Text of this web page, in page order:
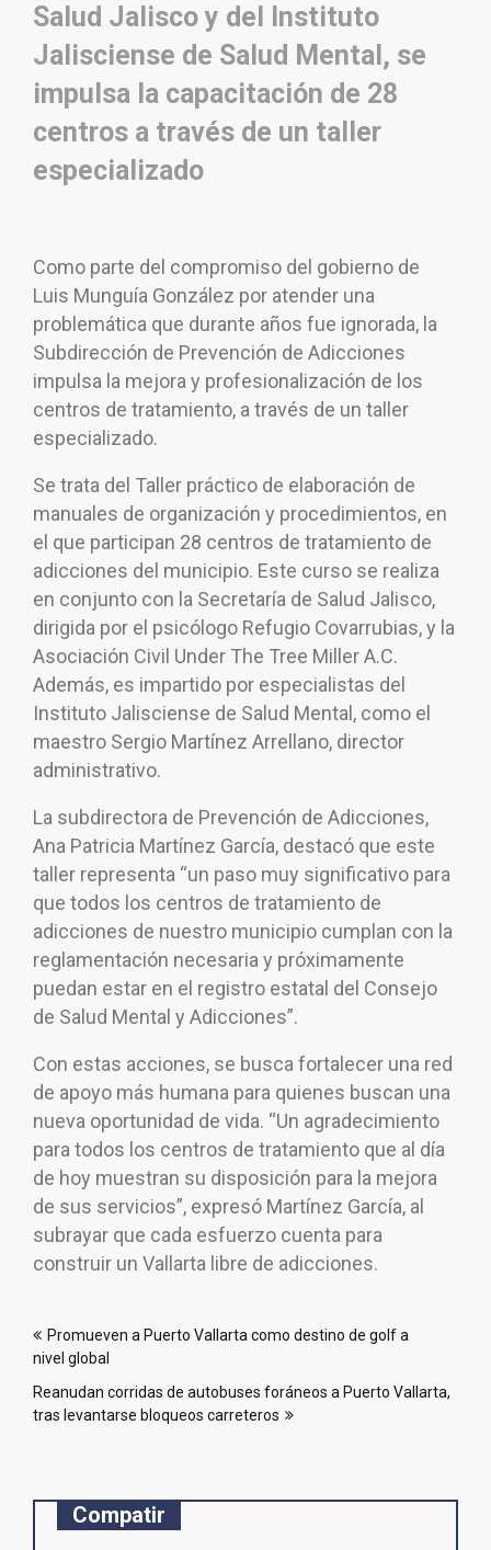
Salud Jalisco y del Instituto
Jalisciense de Salud Mental, se
impulsa la capacitación de 28
centros a través de un taller
especializado
Como parte del compromiso del gobierno de
Luis Munguía González por atender una
problemática que durante años fue ignorada, la
Subdirección de Prevención de Adicciones
impulsa la mejora y profesionalización de los
centros de tratamiento, a través de un taller
especializado.
Se trata del Taller práctico de elaboración de
manuales de organización y procedimientos, en
el que participan 28 centros de tratamiento de
adicciones del municipio. Este curso se realiza
en conjunto con la Secretaría de Salud Jalisco,
dirigida por el psicólogo Refugio Covarrubias, y la
Asociación Civil Under The Tree Miller A.C.
Además, es impartido por especialistas del
Instituto Jalisciense de Salud Mental, como el
maestro Sergio Martínez Arrellano, director
administrativo.
La subdirectora de Prevención de Adicciones,
Ana Patricia Martínez García, destacó que este
taller representa “un paso muy significativo para
que todos los centros de tratamiento de
adicciones de nuestro municipio cumplan con la
reglamentación necesaria y próximamente
puedan estar en el registro estatal del Consejo
de Salud Mental y Adicciones”.
Con estas acciones, se busca fortalecer una red
de apoyo más humana para quienes buscan una
nueva oportunidad de vida. “Un agradecimiento
para todos los centros de tratamiento que al día
de hoy muestran su disposición para la mejora
de sus servicios”, expresó Martínez García, al
subrayar que cada esfuerzo cuenta para
construir un Vallarta libre de adicciones.
de
entradas
Promueven a Puerto Vallarta como destino de golf a
nivel global
Reanudan corridas de autobuses foráneos a Puerto Vallarta,
tras levantarse bloqueos carreteros
Compatir